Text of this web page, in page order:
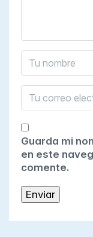
Guarda mi
en este
comente.